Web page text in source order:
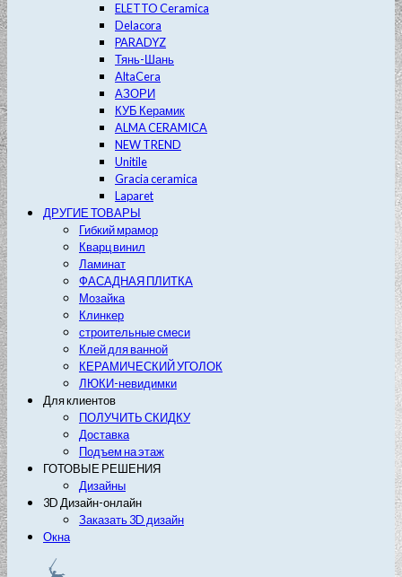
ELETTO Ceramica
Delacora
PARADYZ
Тянь-Шань
AltaCera
АЗОРИ
КУБ Керамик
ALMA CERAMICA
NEW TREND
Unitile
Gracia ceramica
Laparet
ДРУГИЕ ТОВАРЫ
Гибкий мрамор
Кварц винил
Ламинат
ФАСАДНАЯ ПЛИТКА
Мозайка
Клинкер
строительные смеси
Клей для ванной
КЕРАМИЧЕСКИЙ УГОЛОК
ЛЮКИ-невидимки
Для клиентов
ПОЛУЧИТЬ СКИДКУ
Доставка
Подъем на этаж
ГОТОВЫЕ РЕШЕНИЯ
Дизайны
3D Дизайн-онлайн
Заказать 3D дизайн
Окна